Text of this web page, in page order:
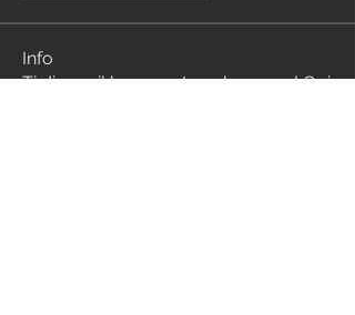
Info
Ti diamo il benvenuto nel gruppo! Qui